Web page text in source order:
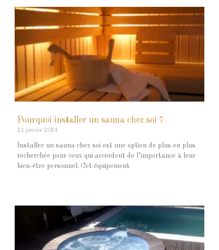
Pourquoi installer un sauna chez soi ?
24 janvier 2024
Installer un sauna chez soi est une option de plus en plus
recherchée pour ceux qui accordent de l’importance à leur
bien-être personnel. Cet équipement